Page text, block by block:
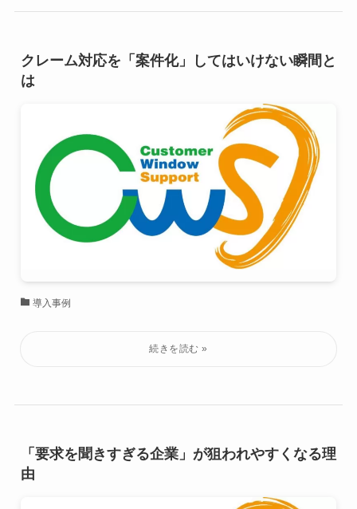
クレーム対応を「案件化」してはいけない瞬間と
は
導入事例
「要求を聞きすぎる企業」が狙われやすくなる理
由